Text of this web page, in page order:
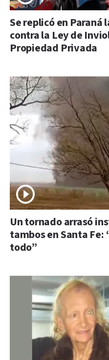
Se replicó en Paraná
contra la Ley de
Propiedad Privada
Un tornado arrasó
tambos en Santa Fe:
todo”